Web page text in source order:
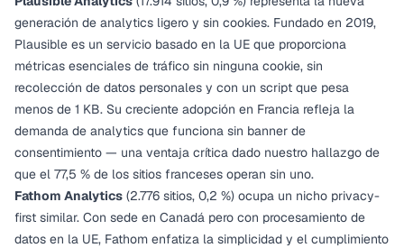
generación de analytics ligero y sin cookies. Fundado en 2019,
Plausible es un servicio basado en la UE que proporciona
métricas esenciales de tráfico sin ninguna cookie, sin
recolección de datos personales y con un script que pesa
menos de 1 KB. Su creciente adopción en Francia refleja la
demanda de analytics que funciona sin banner de
consentimiento — una ventaja crítica dado nuestro hallazgo de
que el 77,5 % de los sitios franceses operan sin uno.
Fathom Analytics (2.776 sitios, 0,2 %) ocupa un nicho privacy-
first similar. Con sede en Canadá pero con procesamiento de
datos en la UE, Fathom enfatiza la simplicidad y el cumplimiento